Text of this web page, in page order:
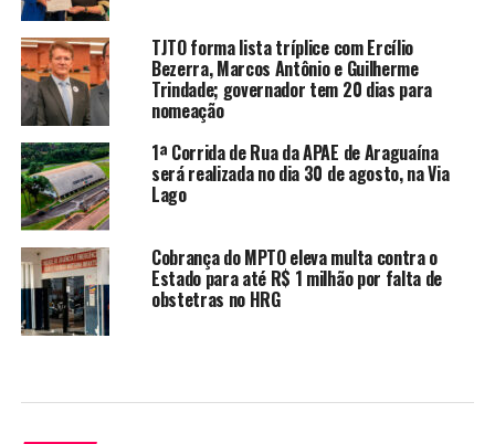
TJTO forma lista tríplice com Ercílio
Bezerra, Marcos Antônio e Guilherme
Trindade; governador tem 20 dias para
nomeação
1ª Corrida de Rua da APAE de Araguaína
será realizada no dia 30 de agosto, na Via
Lago
Cobrança do MPTO eleva multa contra o
Estado para até R$ 1 milhão por falta de
obstetras no HRG